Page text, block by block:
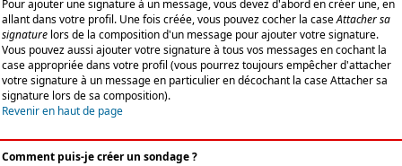
Pour ajouter une signature à un message, vous devez d'abord en créer une, en
allant dans votre profil. Une fois créée, vous pouvez cocher la caseAttacher sa
signature lors de la composition d'un message pour ajouter votre signature.
Vous pouvez aussi ajouter votre signature à tous vos messages en cochant la
case appropriée dans votre profil (vous pourrez toujours empêcher d'attacher
votre signature à un message en particulier en décochant la case Attacher sa
signature lors de sa composition).
Revenir en haut de page
Comment puis-je créer un sondage ?